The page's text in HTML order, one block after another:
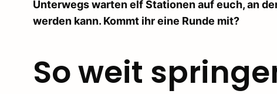
Unterwegs warten elf Stationen auf euch, an
werden kann. Kommt ihr eine Runde mit?
So weit